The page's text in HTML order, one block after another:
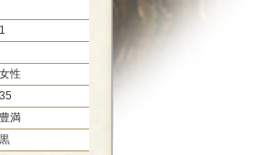
1
女性
35
豊満
黒